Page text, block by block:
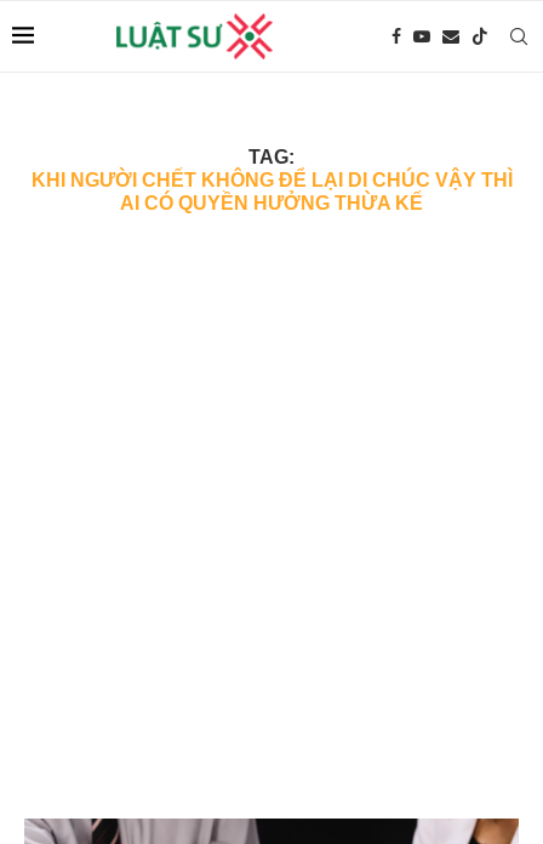
TAG:
KHI NGƯỜI CHẾT KHÔNG ĐỂ LẠI DI CHÚC VẬY THÌ
AI CÓ QUYỀN HƯỞNG THỪA KẾ